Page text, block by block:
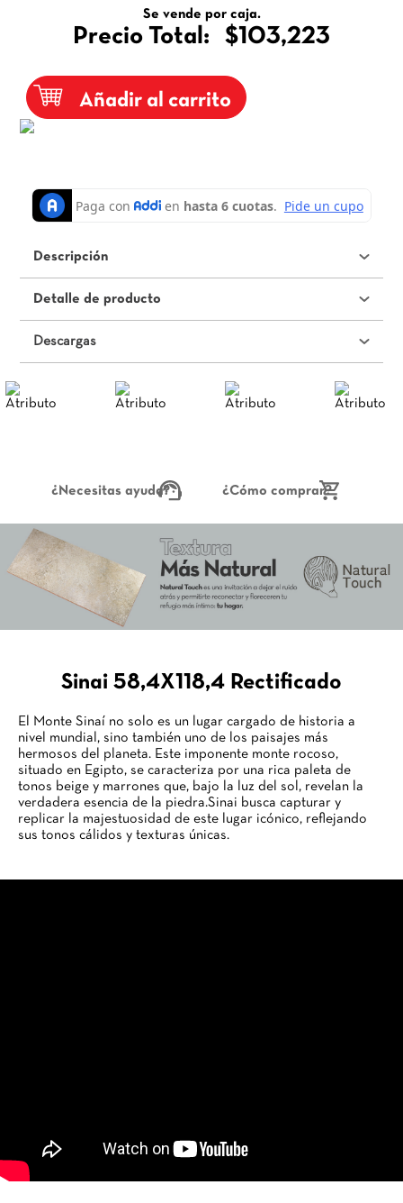
Se vende por caja.
Precio Total: $103,223
Añadir al carrito
Descripción
Detalle de producto
Descargas
¿Necesitas ayuda? ¿Cómo comprar?
Sinai 58,4X118,4 Rectificado
El Monte Sinaí no solo es un lugar cargado de historia a
nivel mundial, sino también uno de los paisajes más
hermosos del planeta. Este imponente monte rocoso,
situado en Egipto, se caracteriza por una rica paleta de
tonos beige y marrones que, bajo la luz del sol, revelan la
verdadera esencia de la piedra.Sinai busca capturar y
replicar la majestuosidad de este lugar icónico, reflejando
sus tonos cálidos y texturas únicas.